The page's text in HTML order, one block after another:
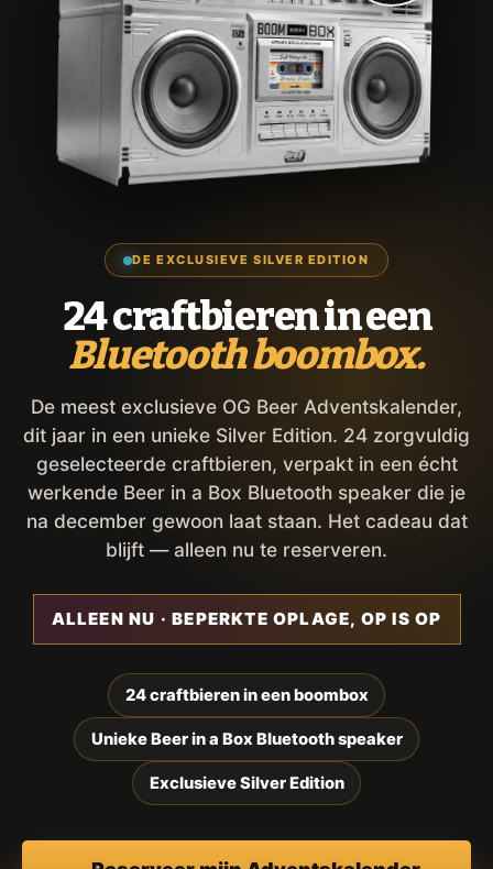
DE EXCLUSIEVE SILVER EDITION
24 craftbieren in een
Bluetooth boombox.
De meest exclusieve OG Beer Adventskalender,
dit jaar in een unieke Silver Edition. 24 zorgvuldig
geselecteerde craftbieren, verpakt in een écht
werkende Beer in a Box Bluetooth speaker die je
na december gewoon laat staan. Het cadeau dat
blijft — alleen nu te reserveren.
ALLEEN NU · BEPERKTE OPLAGE, OP IS OP
24 craftbieren in een boombox
Unieke Beer in a Box Bluetooth speaker
Exclusieve Silver Edition